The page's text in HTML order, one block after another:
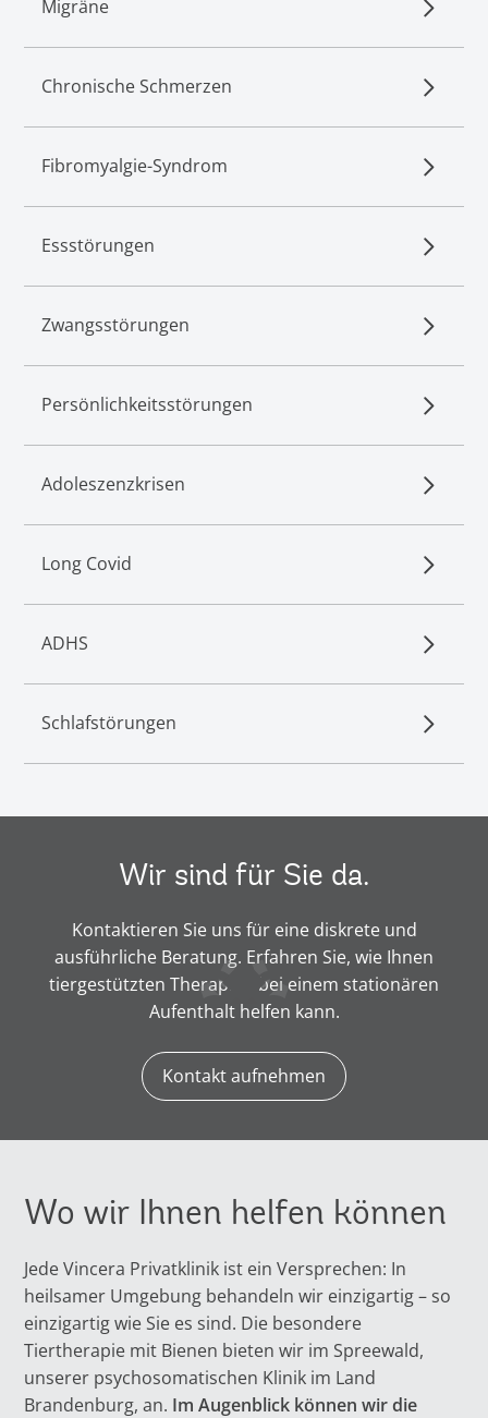
Migräne
Chronische Schmerzen
Fibromyalgie-Syndrom
Essstörungen
Zwangsstörungen
Persönlichkeitsstörungen
Adoleszenzkrisen
Long Covid
ADHS
Schlafstörungen
Wir sind für Sie da.
Kontaktieren Sie uns für eine diskrete und
ausführliche Beratung. Erfahren Sie, wie Ihnen
tiergestützten Therapien bei einem stationären
Aufenthalt helfen kann.
Kontakt aufnehmen
Wo wir Ihnen helfen können
Jede Vincera Privatklinik ist ein Versprechen: In
heilsamer Umgebung behandeln wir einzigartig – so
einzigartig wie Sie es sind. Die besondere
Tiertherapie mit Bienen bieten wir im Spreewald,
unserer psychosomatischen Klinik im Land
Brandenburg, an. Im Augenblick können wir die